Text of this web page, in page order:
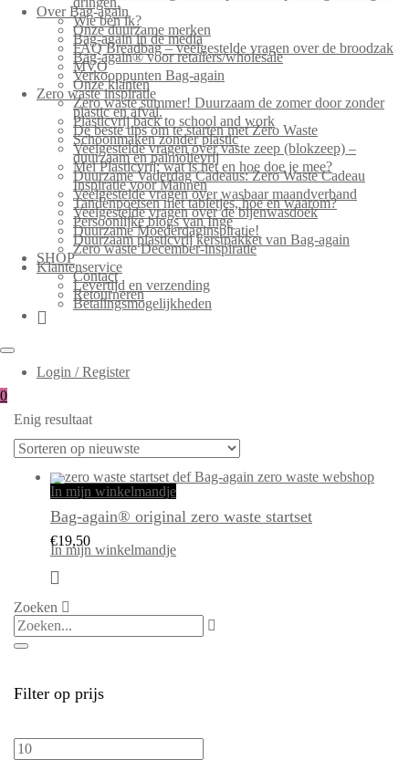
Over Bag-again
Wie ben ik?
Onze duurzame merken
Bag-again in de media
FAQ Breadbag – veelgestelde vragen over de broodzak
Bag-again® voor retailers/wholesale
MVO
Verkooppunten Bag-again
Onze klanten
Zero waste inspiratie
Zero waste summer! Duurzaam de zomer door zonder
plastic en afval.
Plasticvrij back to school and work
De beste tips om te starten met Zero Waste
Schoonmaken zonder plastic
Veelgestelde vragen over vaste zeep (blokzeep) –
duurzaam en palmolievrij
Mei Plasticvrij: wat is het en hoe doe je mee?
Duurzame Vaderdag Cadeaus: Zero Waste Cadeau
Inspiratie voor Mannen
Veelgestelde vragen over wasbaar maandverband
Tandenpoetsen met tabletjes, hoe en waarom?
Veelgestelde vragen over de bijenwasdoek
Persoonlijke blogs van Inge
Duurzame Moederdaginspiratie!
Duurzaam plasticvrij kerstpakket van Bag-again
Zero waste December-inspiratie
SHOP
Klantenservice
Contact
Levertijd en verzending
Retourneren
Betalingsmogelijkheden
Login / Register
0
Enig resultaat
In mijn winkelmandje
Bag-again® original zero waste startset
€19,50
In mijn winkelmandje
Dit
product
heeft
meerdere
variaties.
Deze
de
productpagina
Zoeken
Filter op prijs
Min.
prijs
Max.